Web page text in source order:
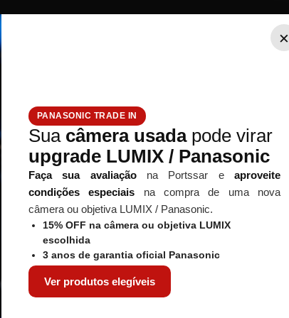
×
PANASONIC TRADE IN
Sua câmera usadapode virar
upgrade LUMIX / Panasonic
Faça sua avaliaçãona Portssar eaproveite
condições especiais na compra de uma nova
câmera ou objetiva LUMIX / Panasonic.
15% OFF na câmera ou objetiva LUMIX
escolhida
3 anos de garantia oficial Panasonic
Ver produtos elegíveis
Tripé / Monopé Estúdio / Iluminação